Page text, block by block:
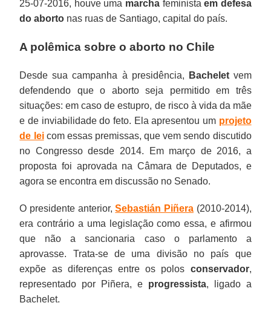
25-07-2016, houve uma marcha feministaem defesa
do aborto nas ruas de Santiago, capital do país.
A polêmica sobre o aborto no Chile
Desde sua campanha à presidência, Bacheletvem
defendendo que o aborto seja permitido em três
situações: em caso de estupro, de risco à vida da mãe
e de inviabilidade do feto. Ela apresentou um projeto
de leicom essas premissas, que vem sendo discutido
no Congresso desde 2014. Em março de 2016, a
proposta foi aprovada na Câmara de Deputados, e
agora se encontra em discussão no Senado.
O presidente anterior,Sebastián Piñera(2010-2014),
era contrário a uma legislação como essa, e afirmou
que não a sancionaria caso o parlamento a
aprovasse. Trata-se de uma divisão no país que
expõe as diferenças entre os polos conservador,
representado por Piñera, e progressista, ligado a
Bachelet.